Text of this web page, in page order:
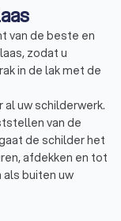
van de beste en
zodat u
in de lak met de
al uw schilderwerk.
van de
de schilder het
afdekken en tot
als buiten uw